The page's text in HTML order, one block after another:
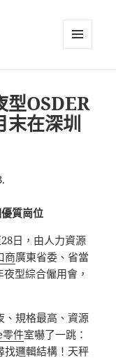
型OSDER
末在深圳
質崗位
日，由人力資源
商廣東省委、省當
型綜合僱用會，
、規格最高、資源
件室嚇了一跳：
找邏輯結構！天秤